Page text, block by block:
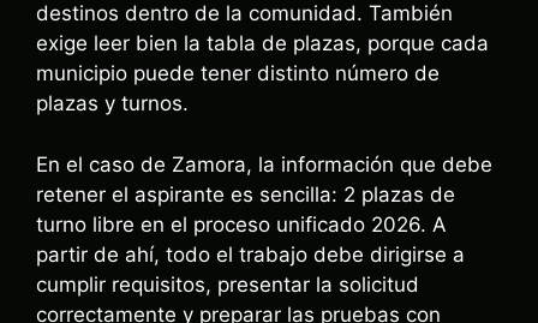
destinos dentro de la comunidad. También
exige leer bien la tabla de plazas, porque cada
municipio puede tener distinto número de
plazas y turnos.
En el caso de Zamora, la información que debe
retener el aspirante es sencilla: 2 plazas de
turno libre en el proceso unificado 2026. A
partir de ahí, todo el trabajo debe dirigirse a
cumplir requisitos, presentar la solicitud
correctamente y preparar las pruebas con